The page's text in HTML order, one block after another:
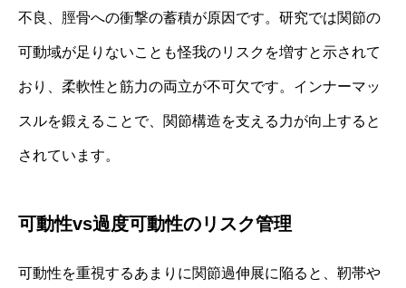
不良、脛骨への衝撃の蓄積が原因です。研究では関節の
可動域が足りないことも怪我のリスクを増すと示されて
おり、柔軟性と筋力の両立が不可欠です。インナーマッ
スルを鍛えることで、関節構造を支える力が向上すると
されています。
可動性vs過度可動性のリスク管理
可動性を重視するあまりに関節過伸展に陥ると、靭帯や